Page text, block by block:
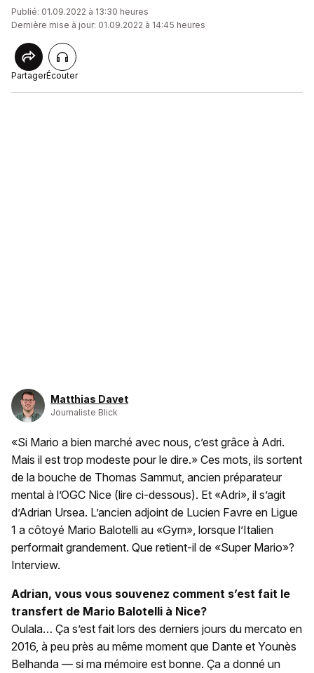
Publié: 01.09.2022 à 13:30 heures
Dernière mise à jour: 01.09.2022 à 14:45 heures
PartagerÉcouter
Matthias Davet
Journaliste Blick
«Si Mario a bien marché avec nous, c’est grâce à Adri.
Mais il est trop modeste pour le dire.» Ces mots, ils sortent
de la bouche de Thomas Sammut, ancien préparateur
mental à l’OGC Nice (lire ci-dessous). Et «Adri», il s’agit
d’Adrian Ursea. L’ancien adjoint de Lucien Favre en Ligue
1 a côtoyé Mario Balotelli au «Gym», lorsque l’Italien
performait grandement. Que retient-il de «Super Mario»?
Interview.
Adrian, vous vous souvenez comment s’est fait le
transfert de Mario Balotelli à Nice?
Oulala… Ça s’est fait lors des derniers jours du mercato en
2016, à peu près au même moment que Dante et Younès
Belhanda — si ma mémoire est bonne. Ça a donné un